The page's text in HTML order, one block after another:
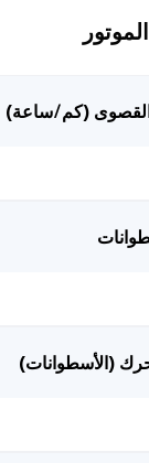
(كم/ساعة)
(الأسطوانات)